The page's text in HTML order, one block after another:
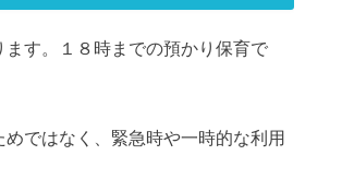
す。１８時までの預かり保育で
ではなく、緊急時や一時的な利用